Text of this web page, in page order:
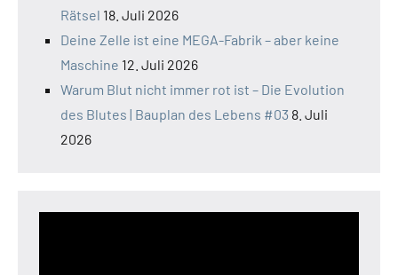
Rätsel 18. Juli 2026
Deine Zelle ist eine MEGA-Fabrik – aber keine
Maschine 12. Juli 2026
Warum Blut nicht immer rot ist – Die Evolution
des Blutes | Bauplan des Lebens #03 8. Juli
2026